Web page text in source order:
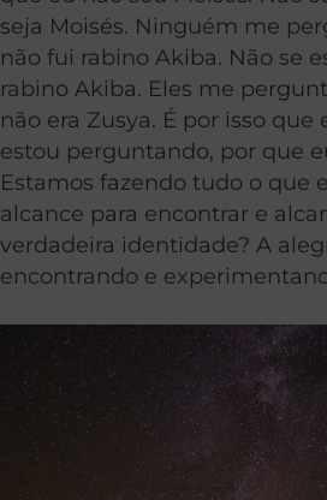
seja Moisés. Ninguém me
não fui rabino Akiba. Não se
rabino Akiba. Eles me
não era Zusya. É por isso que
estou perguntando, por que
Estamos fazendo tudo o que
alcance para encontrar e
verdadeira identidade? A
encontrando e